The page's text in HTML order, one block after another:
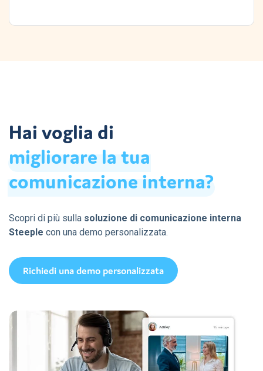
Hai voglia di
migliorare la tua
comunicazione interna?
Scopri di più sulla soluzione di comunicazione interna
Steeple con una demo personalizzata.
Richiedi una demo personalizzata